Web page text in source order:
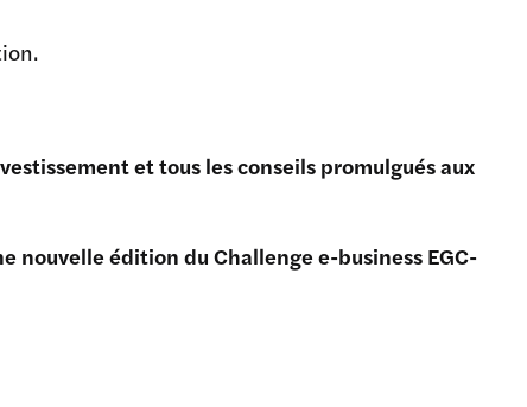
et tous les conseils promulgués aux
nouvelle édition du Challenge e-business EGC-